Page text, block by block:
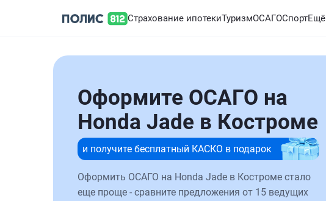
Страхование ипотекиТуризмОСАГОСпортЕщё
Оформите ОСАГО на
Honda Jade в Костроме
и получите бесплатный КАСКО в подарок
Оформить ОСАГО на Honda Jade в Костроме стало
еще проще - сравните предложения от 15 ведущих